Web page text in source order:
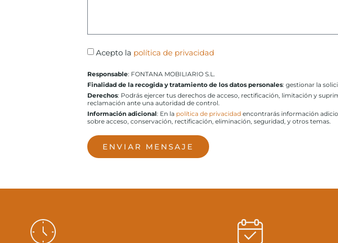
Acepto la política de privacidad
Responsable: FONTANA MOBILIARIO S.L.
Finalidad de la recogida y tratamiento de los datos personales: gestionar la
Derechos: Podrás ejercer tus derechos de acceso, rectificación, limitación y
reclamación ante una autoridad de control.
Información adicional: En la política de privacidad encontrarás información
sobre acceso, conservación, rectificación, eliminación, seguridad, y otros temas.
ENVIAR MENSAJE